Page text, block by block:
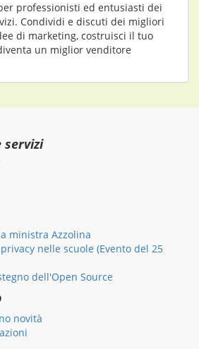
professionisti ed entusiasti dei
Condividi e discuti dei migliori
di marketing, costruisci il tuo
un miglior venditore
ministra Azzolina
nelle scuole (Evento del 25
dell'Open Source
novità